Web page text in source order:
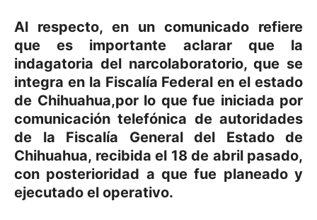
Al respecto, en un comunicado refiere
que es importante aclarar que la
indagatoria del narcolaboratorio, que se
integra en la Fiscalía Federal en el estado
de Chihuahua,por lo que fue iniciada por
comunicación telefónica de autoridades
de la Fiscalía General del Estado de
Chihuahua, recibida el 18 de abril pasado,
con posterioridad a que fue planeado y
ejecutado el operativo.